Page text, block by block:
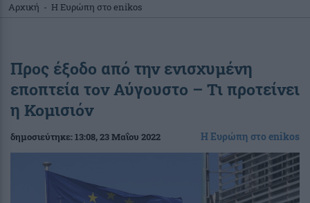
Αρχική - Η Ευρώπη στο enikos
Προς έξοδο από την ενισχυμένη
εποπτεία τον Αύγουστο – Τι προτείνει
η Κομισιόν
δημοσιεύτηκε:13:08, 23 Μαΐου 2022 Η Ευρώπη στο enikos